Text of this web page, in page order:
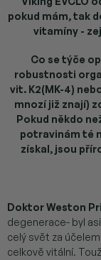
pokud mám, tak
vitamíny -
Co se týče
robustnosti
vit. K2(MK-4)
mnozí již znají)
Pokud někdo
potravinám té
získal, jsou
Doktor Weston
degenerace- byl
celý svět za
celkově vitální.